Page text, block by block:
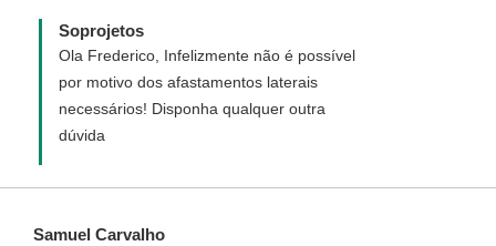
Soprojetos
Ola Frederico, Infelizmente não é possível
por motivo dos afastamentos laterais
necessários! Disponha qualquer outra
dúvida
Samuel Carvalho